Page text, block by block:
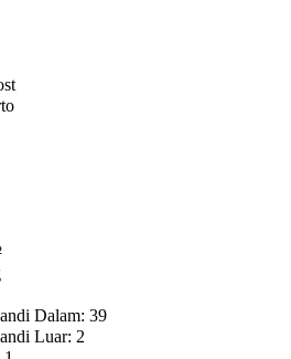
Dalam: 39
Luar: 2